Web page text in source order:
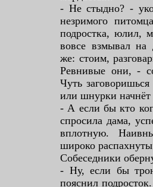
- Не стыдно? -
незримого
подростка, юлил,
вовсе взмывал
же: стоим,
Ревнивые они, -
Чуть
или шнурки начнёт
- А если бы кто
спросила дама,
вплотную.
широко
Собеседники
- Ну, если бы
пояснил